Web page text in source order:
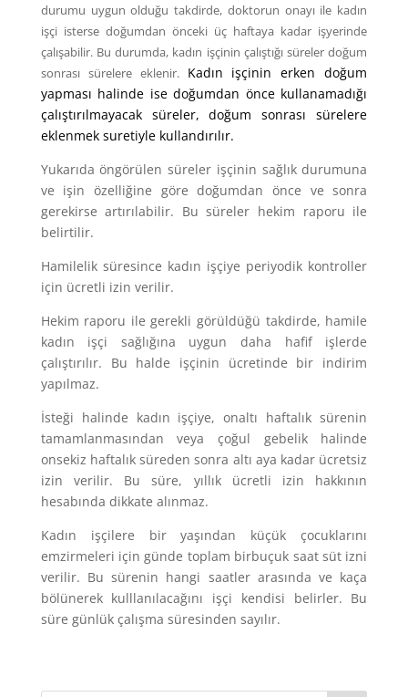
durumu uygun olduğu takdirde, doktorun onayı ile kadın
işçi isterse doğumdan önceki üç haftaya kadar işyerinde
çalışabilir. Bu durumda, kadın işçinin çalıştığı süreler doğum
sonrası sürelere eklenir. Kadın işçinin erken doğum
yapması halinde ise doğumdan önce kullanamadığı
çalıştırılmayacak süreler, doğum sonrası sürelere
eklenmek suretiyle kullandırılır.
Yukarıda öngörülen süreler işçinin sağlık durumuna
ve işin özelliğine göre doğumdan önce ve sonra
gerekirse artırılabilir. Bu süreler hekim raporu ile
belirtilir.
Hamilelik süresince kadın işçiye periyodik kontroller
için ücretli izin verilir.
Hekim raporu ile gerekli görüldüğü takdirde, hamile
kadın işçi sağlığına uygun daha hafif işlerde
çalıştırılır. Bu halde işçinin ücretinde bir indirim
yapılmaz.
İsteği halinde kadın işçiye, onaltı haftalık sürenin
tamamlanmasından veya çoğul gebelik halinde
onsekiz haftalık süreden sonra altı aya kadar ücretsiz
izin verilir. Bu süre, yıllık ücretli izin hakkının
hesabında dikkate alınmaz.
Kadın işçilere bir yaşından küçük çocuklarını
emzirmeleri için günde toplam birbuçuk saat süt izni
verilir. Bu sürenin hangi saatler arasında ve kaça
bölünerek kulllanılacağını işçi kendisi belirler. Bu
süre günlük çalışma süresinden sayılır.